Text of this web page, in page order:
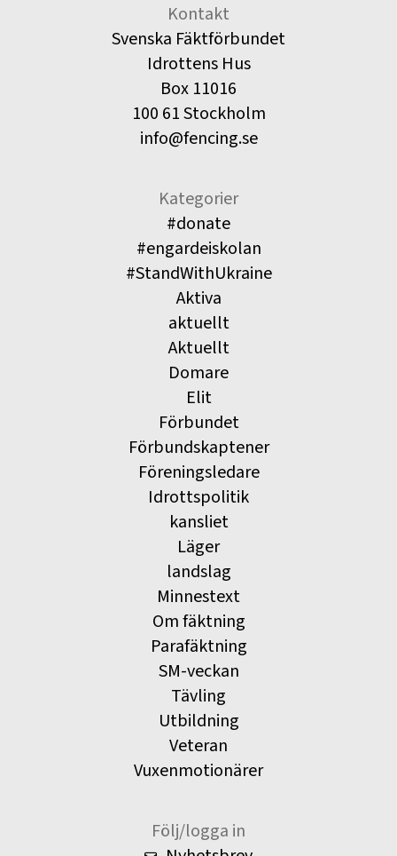
Kontakt
Svenska Fäktförbundet
Idrottens Hus
Box 11016
100 61 Stockholm
info@fencing.se
Kategorier
#donate
#engardeiskolan
#StandWithUkraine
Aktiva
aktuellt
Aktuellt
Domare
Elit
Förbundet
Förbundskaptener
Föreningsledare
Idrottspolitik
kansliet
Läger
landslag
Minnestext
Om fäktning
Parafäktning
SM-veckan
Tävling
Utbildning
Veteran
Vuxenmotionärer
Följ/logga in